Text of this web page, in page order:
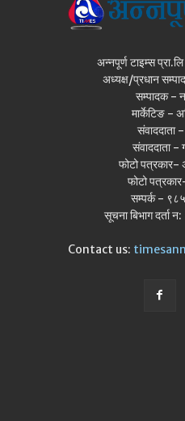
अन्नपूर्ण टाइम्स
अध्यक्ष/प्रधान
सम्पादक -
मार्केटिङ -
संवाददाता -
संवाददाता -
फोटो पत्रकार-
फोटो
सम्पर्क -
सूचना बिभाग
Contact us: